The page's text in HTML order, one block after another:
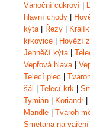
Vánoční cukroví
hlavní chody
kýta| Řezy Králík
krkovice
Hovězí
Jehněčí kýta|
Vepřová hlava|
Telecí plec
šál
Telecí krk
Tymián
Koriandr|
Mandle
Tvaroh
Smetana na vaření